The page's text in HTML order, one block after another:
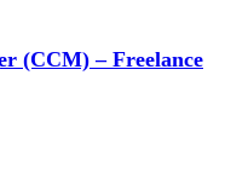
(CCM) – Freelance